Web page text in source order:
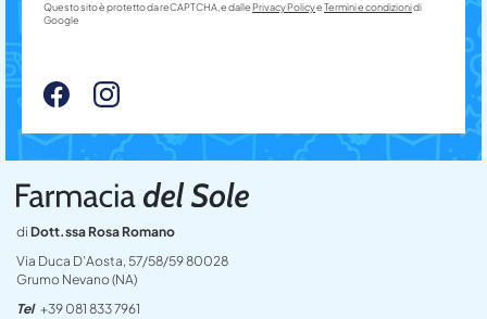
di Dott.ssa Rosa Romano
Via Duca D’Aosta, 57/58/59 80028
Grumo Nevano (NA)
Tel +39 081 833 7961
Questo sito è protetto da reCAPTCHA, e dallePrivacy PolicyeTermini e condizionidi
Google